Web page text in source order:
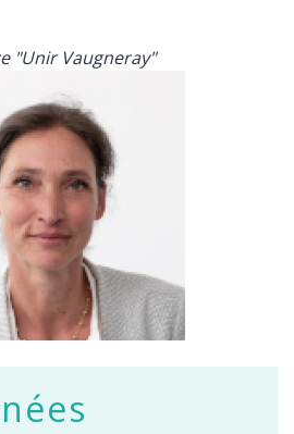
"Unir Vaugneray"